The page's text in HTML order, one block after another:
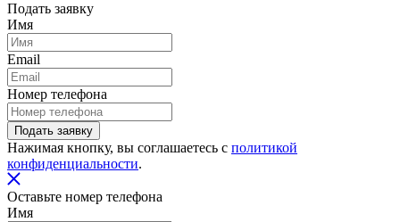
Подать заявку
Имя
Email
Номер телефона
Подать заявку
Нажимая кнопку, вы соглашаетесь с политикой
конфиденциальности.
Оставьте номер телефона
Имя